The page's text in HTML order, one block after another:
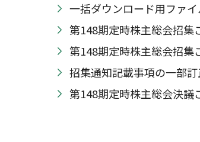
一括ダウンロード用ファイ
第148期定時株主総会招集
第148期定時株主総会招集
招集通知記載事項の一部
第148期定時株主総会決議